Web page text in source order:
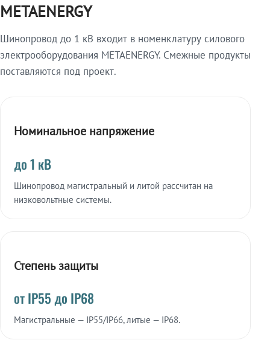
METAENERGY
Шинопровод до 1 кВ входит в номенклатуру силового
электрооборудования METAENERGY. Смежные продукты
поставляются под проект.
Номинальное напряжение
до 1 кВ
Шинопровод магистральный и литой рассчитан на
низковольтные системы.
Степень защиты
от IP55 до IP68
Магистральные — IP55/IP66, литые — IP68.